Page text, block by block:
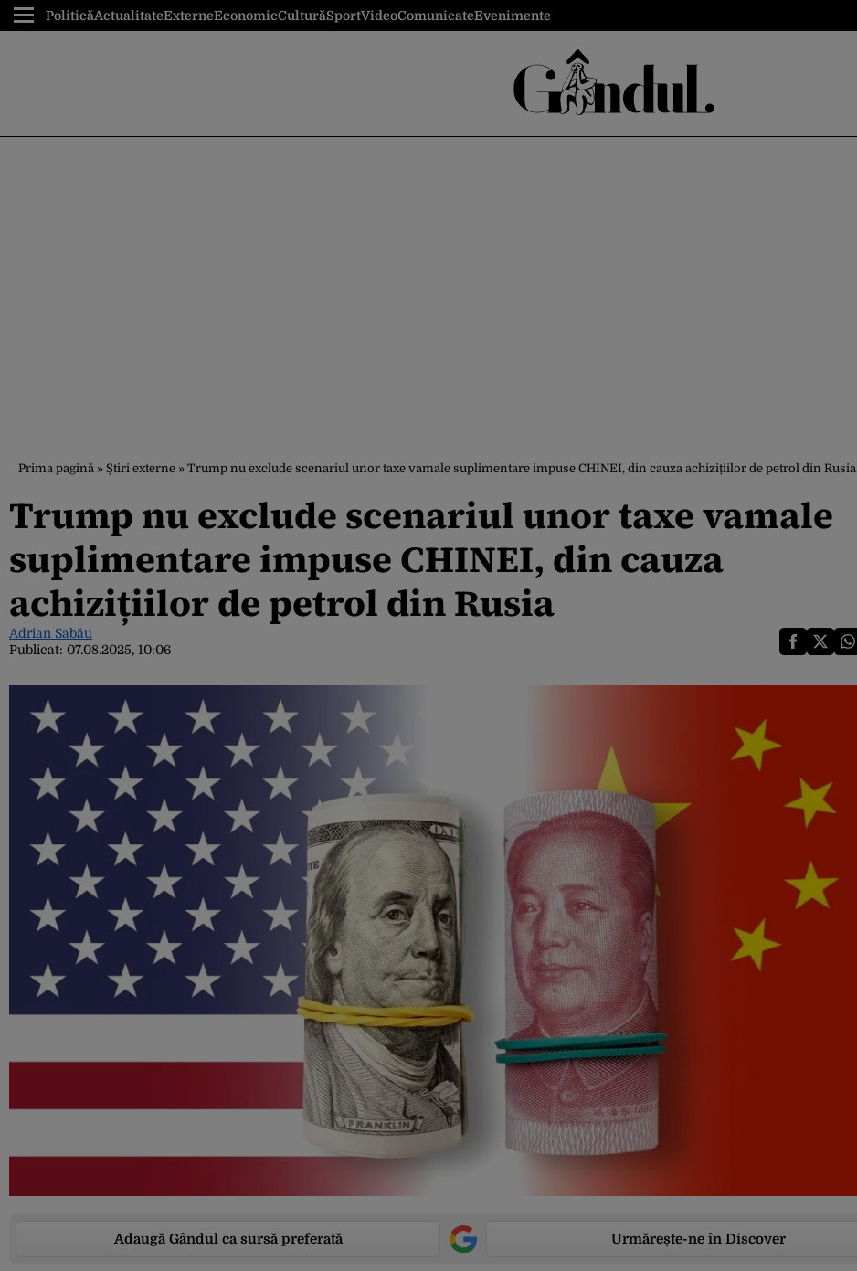
PoliticăActualitateExterneEconomicCulturăSportVideoComunicateEvenimente
Prima pagină » Știri externe » Trump nu exclude scenariul unor taxe vamale suplimentare impuse CHINEI, din cauza achizițiilor de petrol din Rusia
Trump nu exclude scenariul unor taxe vamale
suplimentare impuse CHINEI, din cauza
achizițiilor de petrol din Rusia
Adrian Sabău
Publicat: 07.08.2025, 10:06
Adaugă Gândul ca sursă preferată Urmărește-ne în Discover